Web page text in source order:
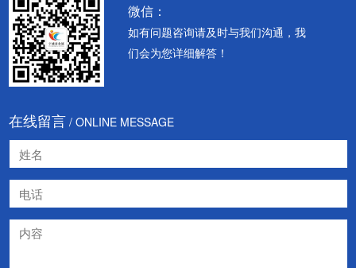
微信：
如有问题咨询请及时与我们沟通，我
们会为您详细解答！
在线留言 / ONLINE MESSAGE